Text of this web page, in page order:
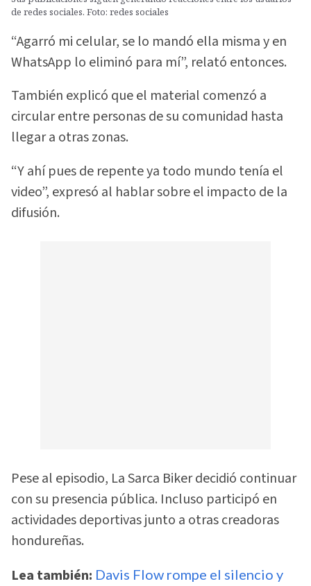
de redes sociales. Foto: redes sociales
“Agarró mi celular, se lo mandó ella misma y en
WhatsApp lo eliminó para mí”, relató entonces.
También explicó que el material comenzó a
circular entre personas de su comunidad hasta
llegar a otras zonas.
“Y ahí pues de repente ya todo mundo tenía el
video”, expresó al hablar sobre el impacto de la
difusión.
Pese al episodio, La Sarca Biker decidió continuar
con su presencia pública. Incluso participó en
actividades deportivas junto a otras creadoras
hondureñas.
Lea también: Davis Flow rompe el silencio y